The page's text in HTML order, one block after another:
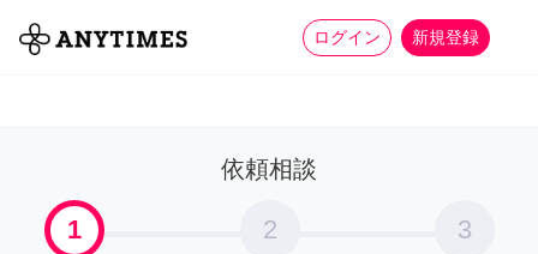
ログイン 新規登録
全て 家事 more_horiz
依頼相談
1 2 3